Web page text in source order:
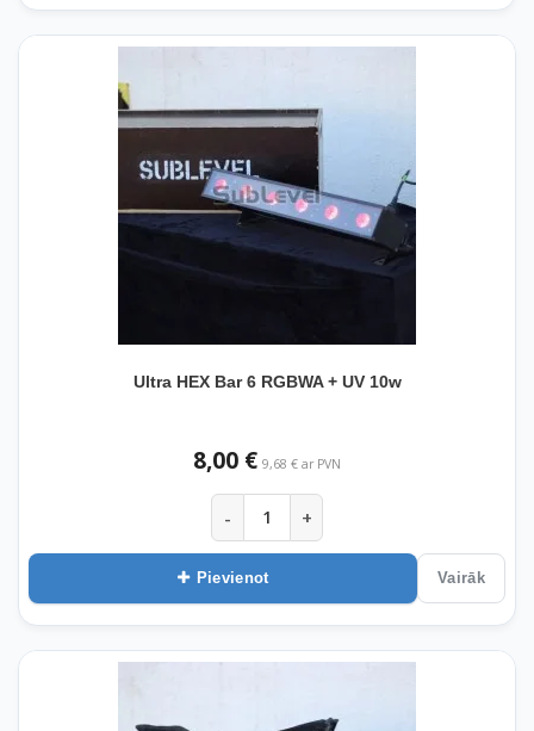
Ultra HEX Bar 6 RGBWA + UV 10w
8,00 € 9,68 € ar PVN
- +
Pievienot Vairāk